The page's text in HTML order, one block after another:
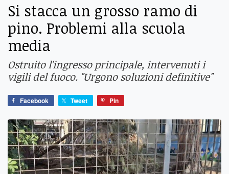
Si stacca un grosso ramo di
pino. Problemi alla scuola
media
Ostruito l'ingresso principale, intervenuti i
vigili del fuoco. "Urgono soluzioni definitive"
Facebook Tweet Pin